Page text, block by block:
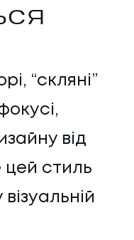
“скляні”
від
цей стиль